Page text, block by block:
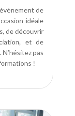
de
idéale
de découvrir
et de
pas
!